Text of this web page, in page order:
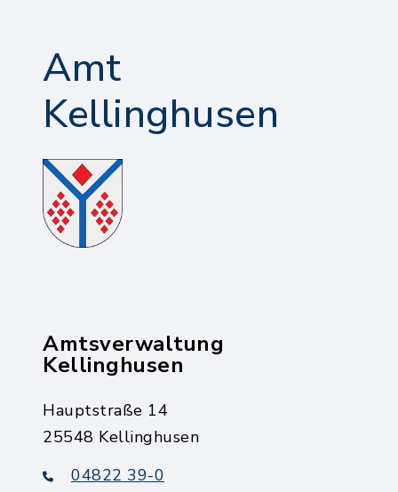
Amt
Kellinghusen
Amtsverwaltung
Kellinghusen
Hauptstraße 14
25548 Kellinghusen
04822 39-0